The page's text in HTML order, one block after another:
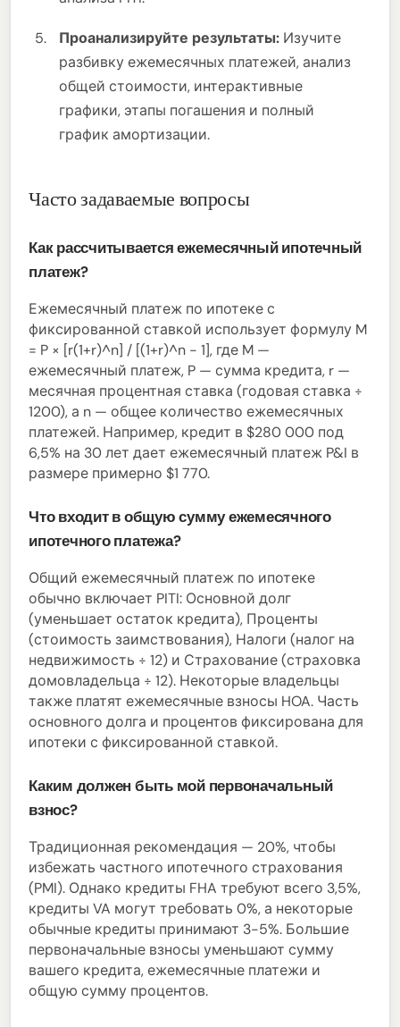
Проанализируйте результаты: Изучите
разбивку ежемесячных платежей, анализ
общей стоимости, интерактивные
графики, этапы погашения и полный
график амортизации.
Часто задаваемые вопросы
Как рассчитывается ежемесячный ипотечный
платеж?
Ежемесячный платеж по ипотеке с
фиксированной ставкой использует формулу M
= P × [r(1+r)^n] / [(1+r)^n - 1], где M —
ежемесячный платеж, P — сумма кредита, r —
месячная процентная ставка (годовая ставка ÷
1200), а n — общее количество ежемесячных
платежей. Например, кредит в $280 000 под
6,5% на 30 лет дает ежемесячный платеж P&I в
размере примерно $1 770.
Что входит в общую сумму ежемесячного
ипотечного платежа?
Общий ежемесячный платеж по ипотеке
обычно включает PITI: Основной долг
(уменьшает остаток кредита), Проценты
(стоимость заимствования), Налоги (налог на
недвижимость ÷ 12) и Страхование (страховка
домовладельца ÷ 12). Некоторые владельцы
также платят ежемесячные взносы HOA. Часть
основного долга и процентов фиксирована для
ипотеки с фиксированной ставкой.
Каким должен быть мой первоначальный
взнос?
Традиционная рекомендация — 20%, чтобы
избежать частного ипотечного страхования
(PMI). Однако кредиты FHA требуют всего 3,5%,
кредиты VA могут требовать 0%, а некоторые
обычные кредиты принимают 3-5%. Большие
первоначальные взносы уменьшают сумму
вашего кредита, ежемесячные платежи и
общую сумму процентов.